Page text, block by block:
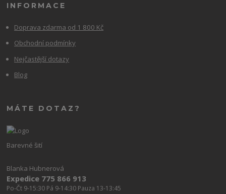
INFORMACE
Doprava zdarma od 1 800 Kč
Obchodní podmínky
Nejčastější dotazy
Blog
MÁTE DOTAZ?
Barevné šití
Blanka Hubnerová
Expedice 775 866 913
Po-Čt 9-15:30 Pá 9-14:30 Pauza 13-13:45